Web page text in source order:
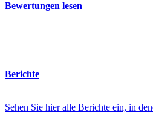
Bewertungen lesen
Berichte
Sehen Sie hier alle Berichte ein, in